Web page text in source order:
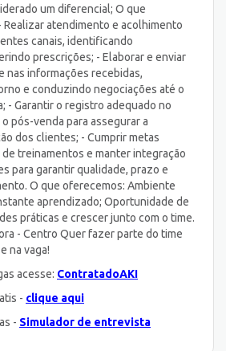
um diferencial; O que
Realizar atendimento e acolhimento
canais, identificando
prescrições; - Elaborar e enviar
nas informações recebidas,
e conduzindo negociações até o
- Garantir o registro adequado no
pós-venda para assegurar a
dos clientes; - Cumprir metas
treinamentos e manter integração
para garantir qualidade, prazo e
O que oferecemos: Ambiente
aprendizado; Oportunidade de
práticas e crescer junto com o time.
- Centro Quer fazer parte do time
na vaga!
acesse: ContratadoAKI
- clique aqui
- Simulador de entrevista